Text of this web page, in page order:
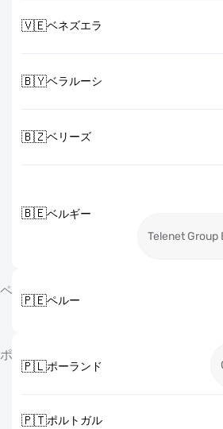
🇻🇪ベネズエラ
🇧🇾ベラルーシ
🇧🇿ベリーズ
🇧🇪ベルギー
Telenet Group
ペ
🇵🇪ペルー
ポ
🇵🇱ポーランド
🇵🇹ポルトガル